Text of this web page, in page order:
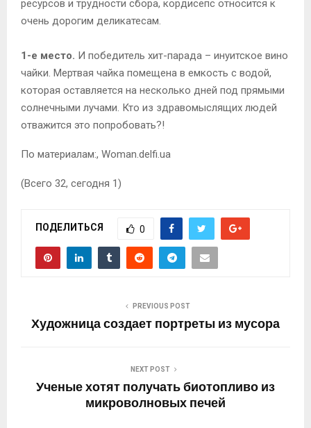
ресурсов и трудности сбора, кордисепс относится к
очень дорогим деликатесам.
1-е место. И победитель хит-парада – инуитское вино
чайки. Мертвая чайка помещена в емкость с водой,
которая оставляется на несколько дней под прямыми
солнечными лучами. Кто из здравомыслящих людей
отважится это попробовать?!
По материалам:, Woman.delfi.ua
(Всего 32, сегодня 1)
ПОДЕЛИТЬСЯ 0
PREVIOUS POST
Художница создает портреты из мусора
NEXT POST
Ученые хотят получать биотопливо из
микроволновых печей